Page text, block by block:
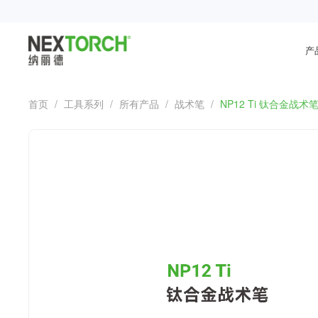
产
首页 / 工具系列 / 所有产品 / 战术笔 / NP12 Ti 钛合金战术笔